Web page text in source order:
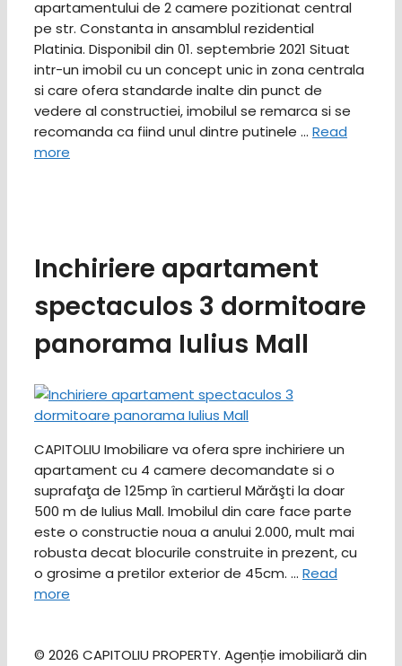
apartamentului de 2 camere pozitionat central
pe str. Constanta in ansamblul rezidential
Platinia. Disponibil din 01. septembrie 2021 Situat
intr-un imobil cu un concept unic in zona centrala
si care ofera standarde inalte din punct de
vedere al constructiei, imobilul se remarca si se
recomanda ca fiind unul dintre putinele … Read
more
Inchiriere apartament
spectaculos 3 dormitoare
panorama Iulius Mall
CAPITOLIU Imobiliare va ofera spre inchiriere un
apartament cu 4 camere decomandate si o
suprafaţa de 125mp în cartierul Mărăşti la doar
500 m de Iulius Mall. Imobilul din care face parte
este o constructie noua a anului 2.000, mult mai
robusta decat blocurile construite in prezent, cu
o grosime a pretilor exterior de 45cm. … Read
more
© 2026 CAPITOLIU PROPERTY. Agenție imobiliară din